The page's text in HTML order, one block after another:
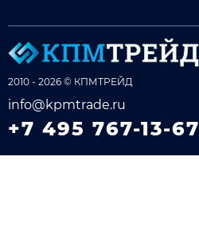
2010 - 2026 © КПМТРЕЙД
info@kpmtrade.ru
+7 495 767-13-67